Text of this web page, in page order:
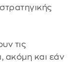
τις
ακόμη και εάν